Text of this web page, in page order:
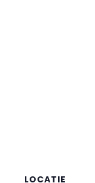
LOCATIE